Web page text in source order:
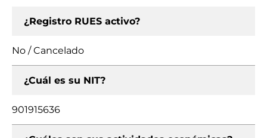
¿Registro RUES activo?
No / Cancelado
¿Cuál es su NIT?
901915636